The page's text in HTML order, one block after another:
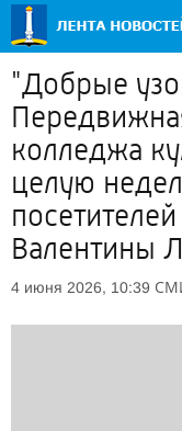
"Добрые
колледжа
целую
Валентины
4 июня 2026, 10:39